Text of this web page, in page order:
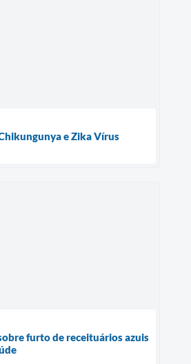
e Zika Vírus
furto de receituários azuis